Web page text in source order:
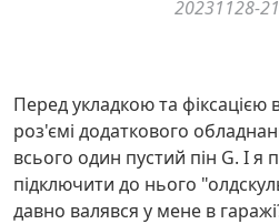
20231128-
Перед укладкою та фіксацією
роз'ємі додаткового
всього один пустий пін G. І
підключити до нього
давно валявся у мене в